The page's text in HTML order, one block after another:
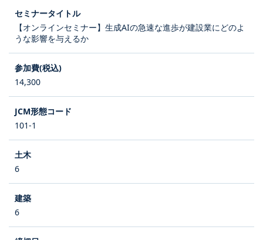
【オンラインセミナー】生成AIの急速な進歩が建設業にどのよ
うな影響を与えるか
14,300
101-1
6
6